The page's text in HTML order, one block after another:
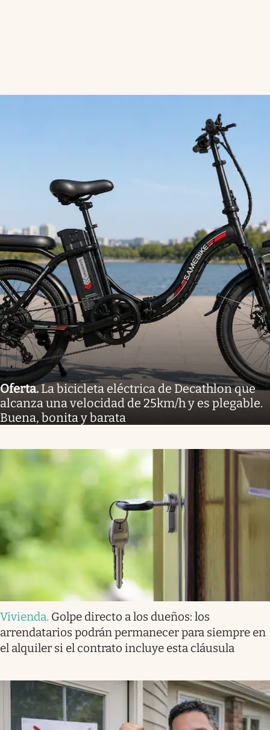
Oferta.La bicicleta eléctrica de Decathlon que
alcanza una velocidad de 25km/h y es plegable.
Buena, bonita y barata
Vivienda. Golpe directo a los dueños: los
arrendatarios podrán permanecer para siempre en
el alquiler si el contrato incluye esta cláusula